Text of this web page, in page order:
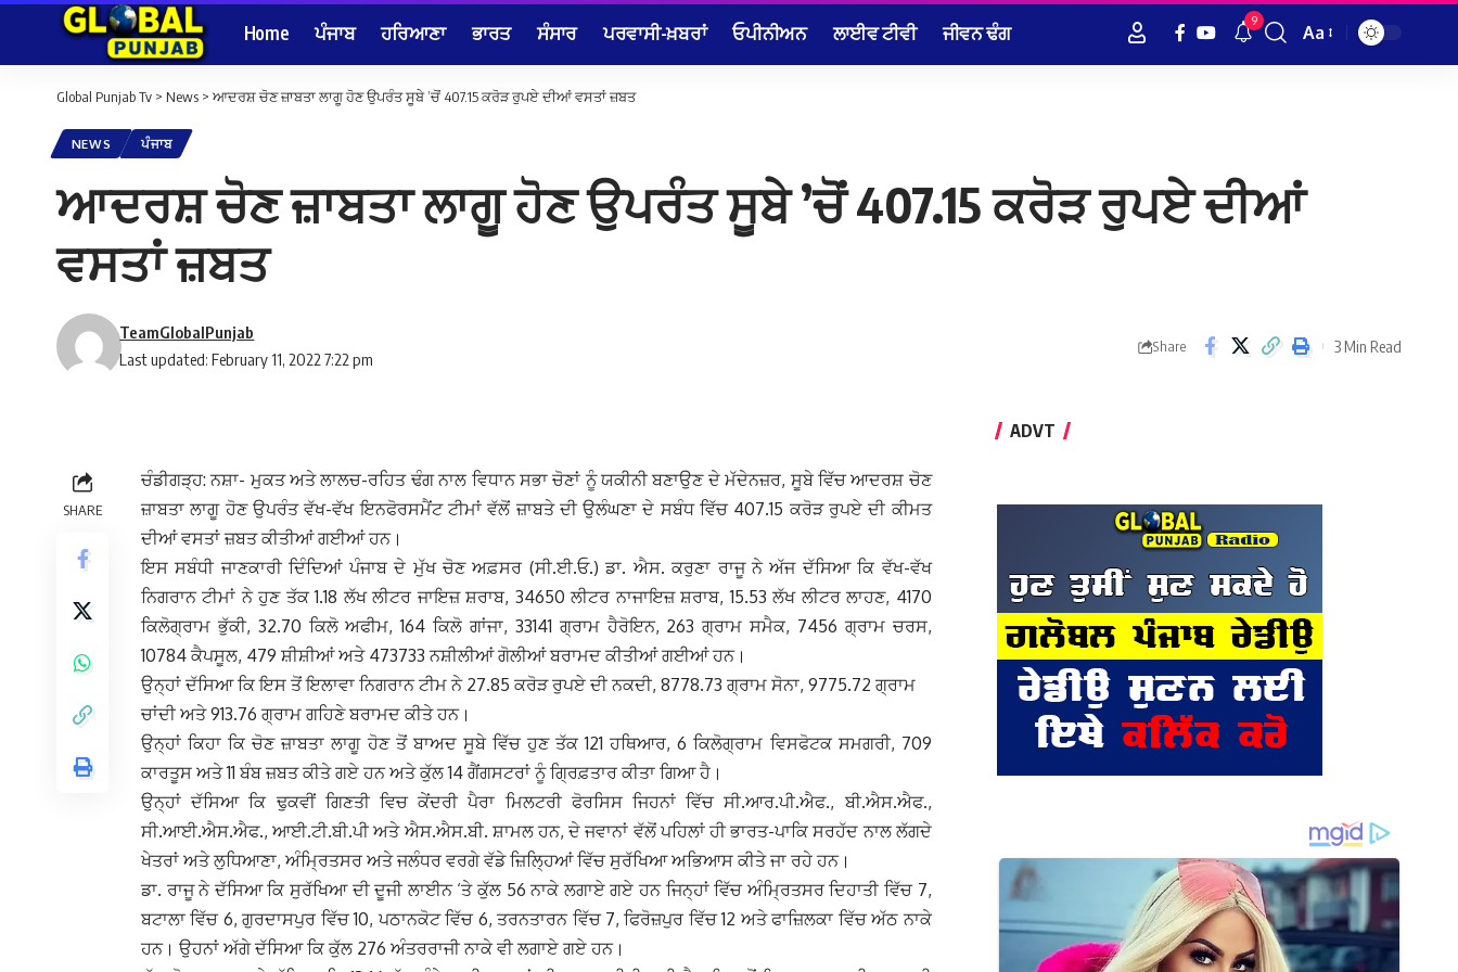
Home ਪੰਜਾਬ ਹਰਿਆਣਾ ਭਾਰਤ ਸੰਸਾਰ ਪਰਵਾਸੀ-ਖ਼ਬਰਾਂ ਓਪੀਨੀਅਨ ਲਾਈਵ ਟੀਵੀ ਜੀਵਨ ਢੰਗ 9
Font
Aa
Global Punjab Tv > News > ਆਦਰਸ਼ ਚੋਣ ਜ਼ਾਬਤਾ ਲਾਗੂ ਹੋਣ ਉਪਰੰਤ ਸੂਬੇ ’ਚੋਂ 407.15 ਕਰੋੜ ਰੁਪਏ ਦੀਆਂ ਵਸਤਾਂ ਜ਼ਬਤ
NEWS ਪੰਜਾਬ
ਆਦਰਸ਼ ਚੋਣ ਜ਼ਾਬਤਾ ਲਾਗੂ ਹੋਣ ਉਪਰੰਤ ਸੂਬੇ ’ਚੋਂ 407.15 ਕਰੋੜ ਰੁਪਏ ਦੀਆਂ
ਵਸਤਾਂ ਜ਼ਬਤ
Last updated: February 11, 2022 7:22 pm
TeamGlobalPunjab
Share 3 Min Read
SHARE
ਚੰਡੀਗੜ੍ਹ: ਨਸ਼ਾ- ਮੁਕਤ ਅਤੇ ਲਾਲਚ-ਰਹਿਤ ਢੰਗ ਨਾਲ ਵਿਧਾਨ ਸਭਾ ਚੋਣਾਂ ਨੂੰ ਯਕੀਨੀ ਬਣਾਉਣ ਦੇ ਮੱਦੇਨਜ਼ਰ, ਸੂਬੇ ਵਿੱਚ ਆਦਰਸ਼ ਚੋਣ
ਜ਼ਾਬਤਾ ਲਾਗੂ ਹੋਣ ਉਪਰੰਤ ਵੱਖ-ਵੱਖ ਇਨਫੋਰਸਮੈਂਟ ਟੀਮਾਂ ਵੱਲੋਂ ਜ਼ਾਬਤੇ ਦੀ ਉਲੰਘਣਾ ਦੇ ਸਬੰਧ ਵਿੱਚ 407.15 ਕਰੋੜ ਰੁਪਏ ਦੀ ਕੀਮਤ
ਦੀਆਂ ਵਸਤਾਂ ਜ਼ਬਤ ਕੀਤੀਆਂ ਗਈਆਂ ਹਨ।
ਇਸ ਸਬੰਧੀ ਜਾਣਕਾਰੀ ਦਿੰਦਿਆਂ ਪੰਜਾਬ ਦੇ ਮੁੱਖ ਚੋਣ ਅਫ਼ਸਰ (ਸੀ.ਈ.ਓ.) ਡਾ. ਐਸ. ਕਰੁਣਾ ਰਾਜੂ ਨੇ ਅੱਜ ਦੱਸਿਆ ਕਿ ਵੱਖ-ਵੱਖ
ਨਿਗਰਾਨ ਟੀਮਾਂ ਨੇ ਹੁਣ ਤੱਕ 1.18 ਲੱਖ ਲੀਟਰ ਜਾਇਜ਼ ਸ਼ਰਾਬ, 34650 ਲੀਟਰ ਨਾਜਾਇਜ਼ ਸ਼ਰਾਬ, 15.53 ਲੱਖ ਲੀਟਰ ਲਾਹਣ, 4170
ਕਿਲੋਗ੍ਰਾਮ ਭੁੱਕੀ, 32.70 ਕਿਲੋ ਅਫੀਮ, 164 ਕਿਲੋ ਗਾਂਜਾ, 33141 ਗ੍ਰਾਮ ਹੈਰੋਇਨ, 263 ਗ੍ਰਾਮ ਸਮੈਕ, 7456 ਗ੍ਰਾਮ ਚਰਸ,
10784 ਕੈਪਸੂਲ, 479 ਸ਼ੀਸ਼ੀਆਂ ਅਤੇ 473733 ਨਸ਼ੀਲੀਆਂ ਗੋਲੀਆਂ ਬਰਾਮਦ ਕੀਤੀਆਂ ਗਈਆਂ ਹਨ।
ਉਨ੍ਹਾਂ ਦੱਸਿਆ ਕਿ ਇਸ ਤੋਂ ਇਲਾਵਾ ਨਿਗਰਾਨ ਟੀਮ ਨੇ 27.85 ਕਰੋੜ ਰੁਪਏ ਦੀ ਨਕਦੀ, 8778.73 ਗ੍ਰਾਮ ਸੋਨਾ, 9775.72 ਗ੍ਰਾਮ
ਚਾਂਦੀ ਅਤੇ 913.76 ਗ੍ਰਾਮ ਗਹਿਣੇ ਬਰਾਮਦ ਕੀਤੇ ਹਨ।
ਉਨ੍ਹਾਂ ਕਿਹਾ ਕਿ ਚੋਣ ਜ਼ਾਬਤਾ ਲਾਗੂ ਹੋਣ ਤੋਂ ਬਾਅਦ ਸੂਬੇ ਵਿੱਚ ਹੁਣ ਤੱਕ 121 ਹਥਿਆਰ, 6 ਕਿਲੋਗ੍ਰਾਮ ਵਿਸਫੋਟਕ ਸਮਗਰੀ, 709
ਕਾਰਤੂਸ ਅਤੇ 11 ਬੰਬ ਜ਼ਬਤ ਕੀਤੇ ਗਏ ਹਨ ਅਤੇ ਕੁੱਲ 14 ਗੈਂਗਸਟਰਾਂ ਨੂੰ ਗ੍ਰਿਫ਼ਤਾਰ ਕੀਤਾ ਗਿਆ ਹੈ।
ਉਨ੍ਹਾਂ ਦੱਸਿਆ ਕਿ ਢੁਕਵੀਂ ਗਿਣਤੀ ਵਿਚ ਕੇਂਦਰੀ ਪੈਰਾ ਮਿਲਟਰੀ ਫੋਰਸਿਸ ਜਿਹਨਾਂ ਵਿੱਚ ਸੀ.ਆਰ.ਪੀ.ਐਫ., ਬੀ.ਐਸ.ਐਫ.,
ਸੀ.ਆਈ.ਐਸ.ਐਫ., ਆਈ.ਟੀ.ਬੀ.ਪੀ ਅਤੇ ਐਸ.ਐਸ.ਬੀ. ਸ਼ਾਮਲ ਹਨ, ਦੇ ਜਵਾਨਾਂ ਵੱਲੋਂ ਪਹਿਲਾਂ ਹੀ ਭਾਰਤ-ਪਾਕਿ ਸਰਹੱਦ ਨਾਲ ਲੱਗਦੇ
ਖੇਤਰਾਂ ਅਤੇ ਲੁਧਿਆਣਾ, ਅੰਮ੍ਰਿਤਸਰ ਅਤੇ ਜਲੰਧਰ ਵਰਗੇ ਵੱਡੇ ਜ਼ਿਲ੍ਹਿਆਂ ਵਿੱਚ ਸੁਰੱਖਿਆ ਅਭਿਆਸ ਕੀਤੇ ਜਾ ਰਹੇ ਹਨ।
ਡਾ. ਰਾਜੂ ਨੇ ਦੱਸਿਆ ਕਿ ਸੁਰੱਖਿਆ ਦੀ ਦੂਜੀ ਲਾਈਨ ‘ਤੇ ਕੁੱਲ 56 ਨਾਕੇ ਲਗਾਏ ਗਏ ਹਨ ਜਿਨ੍ਹਾਂ ਵਿੱਚ ਅੰਮ੍ਰਿਤਸਰ ਦਿਹਾਤੀ ਵਿੱਚ 7,
ਬਟਾਲਾ ਵਿੱਚ 6, ਗੁਰਦਾਸਪੁਰ ਵਿੱਚ 10, ਪਠਾਨਕੋਟ ਵਿੱਚ 6, ਤਰਨਤਾਰਨ ਵਿੱਚ 7, ਫਿਰੋਜ਼ਪੁਰ ਵਿੱਚ 12 ਅਤੇ ਫਾਜ਼ਿਲਕਾ ਵਿੱਚ ਅੱਠ ਨਾਕੇ
ਹਨ। ਉਹਨਾਂ ਅੱਗੇ ਦੱਸਿਆ ਕਿ ਕੁੱਲ 276 ਅੰਤਰਰਾਜੀ ਨਾਕੇ ਵੀ ਲਗਾਏ ਗਏ ਹਨ।
ADVT